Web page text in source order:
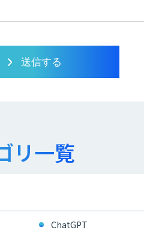
リ一覧
ChatGPT